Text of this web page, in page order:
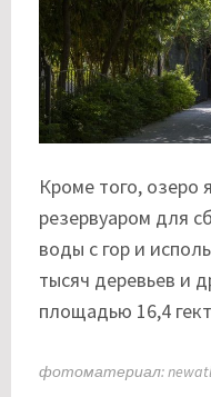
Кроме того, озеро
резервуаром для
воды с гор и
тысяч деревьев и
площадью 16,4
фотоматериал: